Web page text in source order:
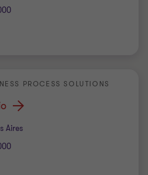
PROCESS SOLUTIONS
Aires